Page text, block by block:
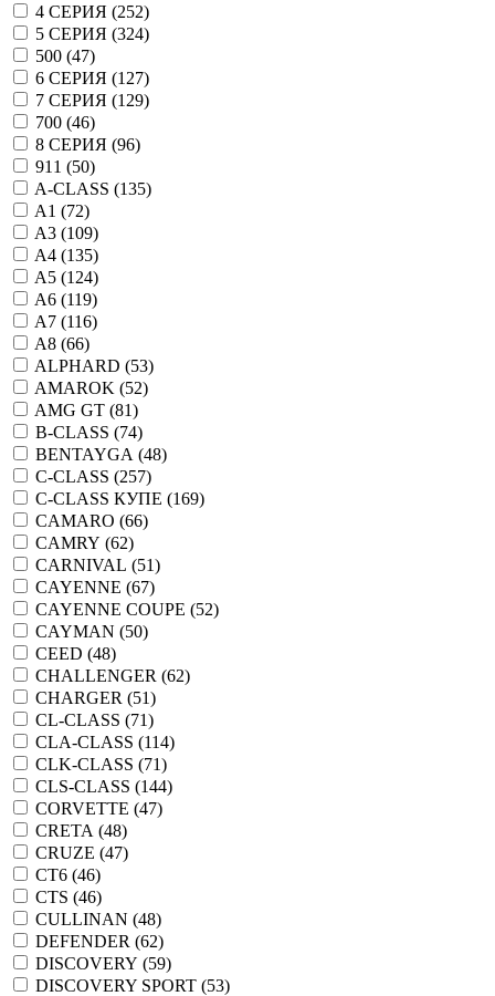
4 СЕРИЯ (252)
5 СЕРИЯ (324)
500 (47)
6 СЕРИЯ (127)
7 СЕРИЯ (129)
700 (46)
8 СЕРИЯ (96)
911 (50)
A-CLASS (135)
A1 (72)
A3 (109)
A4 (135)
A5 (124)
A6 (119)
A7 (116)
A8 (66)
ALPHARD (53)
AMAROK (52)
AMG GT (81)
B-CLASS (74)
BENTAYGA (48)
C-CLASS (257)
C-CLASS КУПЕ (169)
CAMARO (66)
CAMRY (62)
CARNIVAL (51)
CAYENNE (67)
CAYENNE COUPE (52)
CAYMAN (50)
CEED (48)
CHALLENGER (62)
CHARGER (51)
CL-CLASS (71)
CLA-CLASS (114)
CLK-CLASS (71)
CLS-CLASS (144)
CORVETTE (47)
CRETA (48)
CRUZE (47)
CT6 (46)
CTS (46)
CULLINAN (48)
DEFENDER (62)
DISCOVERY (59)
DISCOVERY SPORT (53)